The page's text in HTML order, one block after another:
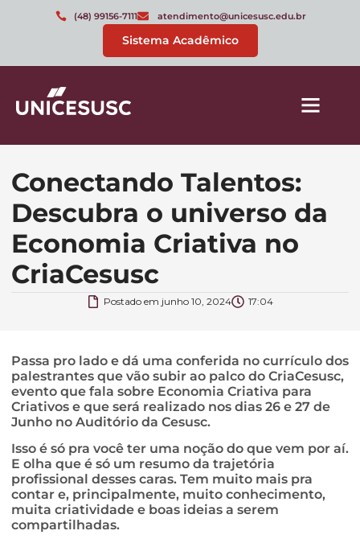
(48) 99156-7111 atendimento@unicesusc.edu.br
Sistema Acadêmico
Conectando Talentos:
Descubra o universo da
Economia Criativa no
CriaCesusc
Postado em junho 10, 2024 17:04
Passa pro lado e dá uma conferida no currículo dos
palestrantes que vão subir ao palco do CriaCesusc,
evento que fala sobre Economia Criativa para
Criativos e que será realizado nos dias 26 e 27 de
Junho no Auditório da Cesusc.
Isso é só pra você ter uma noção do que vem por aí.
E olha que é só um resumo da trajetória
profissional desses caras. Tem muito mais pra
contar e, principalmente, muito conhecimento,
muita criatividade e boas ideias a serem
compartilhadas.